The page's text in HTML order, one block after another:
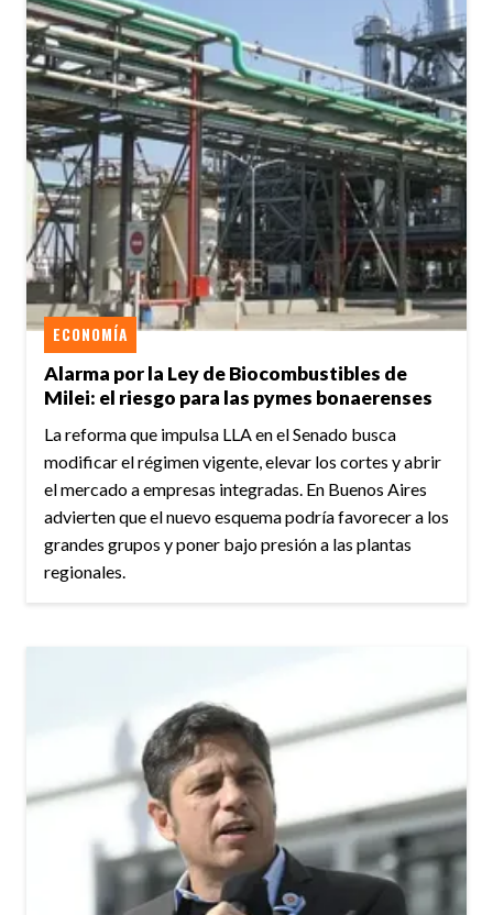
Alarma por la Ley de Biocombustibles de
Milei: el riesgo para las pymes bonaerenses
ECONOMÍA
La reforma que impulsa LLA en el Senado busca
modificar el régimen vigente, elevar los cortes y abrir
el mercado a empresas integradas. En Buenos Aires
advierten que el nuevo esquema podría favorecer a los
grandes grupos y poner bajo presión a las plantas
regionales.